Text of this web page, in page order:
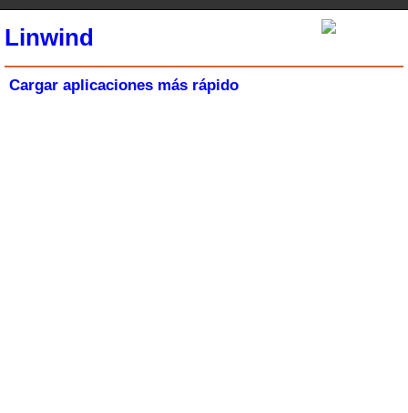
Linwind
Cargar aplicaciones más rápido